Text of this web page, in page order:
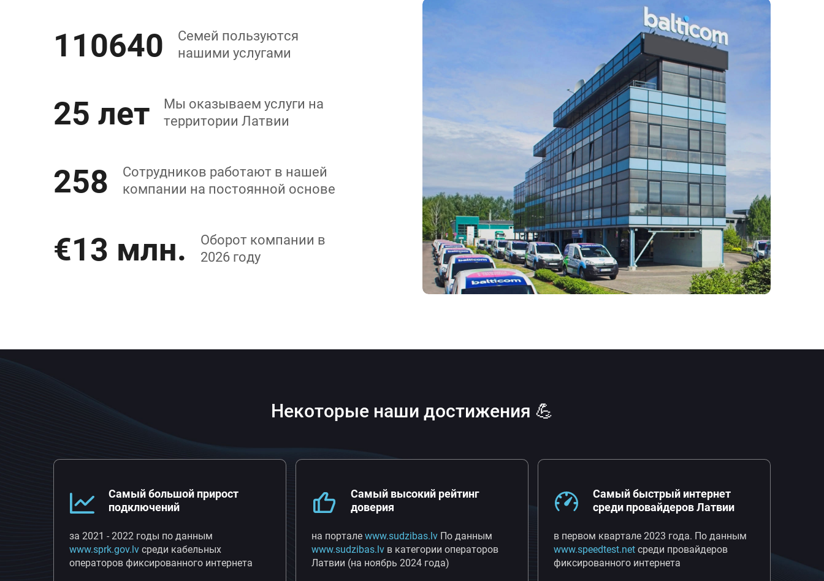
110640
Семей пользуются
нашими услугами
25 лет
Мы оказываем услуги на
территории Латвии
258
Сотрудников работают в нашей
компании на постоянной основе
€13 млн.
Оборот компании в
2026 году
Некоторыенаши достижения 💪
Самый большой прирост
подключений
за 2021 - 2022 годы по данным
www.sprk.gov.lvсреди кабельных
операторов фиксированного интернета
Самый высокий рейтинг
доверия
на порталеwww.sudzibas.lv По данным
www.sudzibas.lv в категории операторов
Латвии (на ноябрь 2024 года)
Самый быстрый интернет
среди провайдеров Латвии
в первом квартале 2023 года. По данным
www.speedtest.netсреди провайдеров
фиксированного интернета